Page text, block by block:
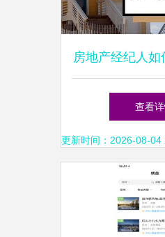
房地产经纪人
与卖家的
查看
更新时间：2026-08-04